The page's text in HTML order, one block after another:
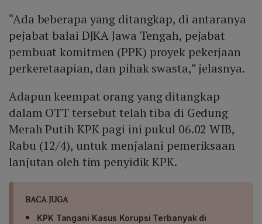
“Ada beberapa yang ditangkap, di antaranya
pejabat balai DJKA Jawa Tengah, pejabat
pembuat komitmen (PPK) proyek pekerjaan
perkeretaapian, dan pihak swasta,” jelasnya.
Adapun keempat orang yang ditangkap
dalam OTT tersebut telah tiba di Gedung
Merah Putih KPK pagi ini pukul 06.02 WIB,
Rabu (12/4), untuk menjalani pemeriksaan
lanjutan oleh tim penyidik KPK.
BACA JUGA
KPK Tangani Kasus Korupsi Terbanyak di